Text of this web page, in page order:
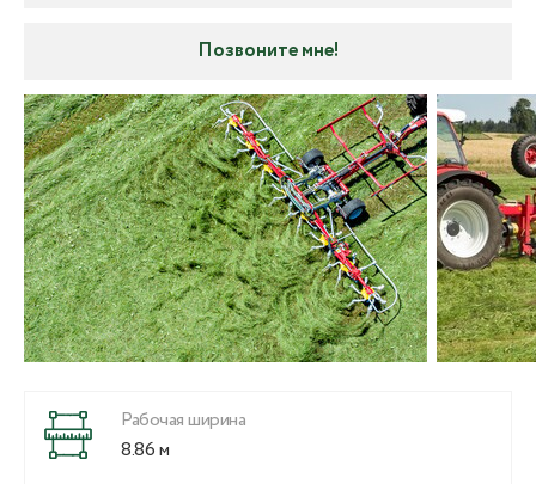
Позвоните мне!
Рабочая ширина
8.86 м